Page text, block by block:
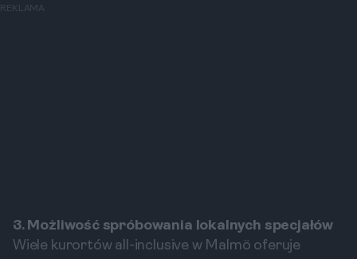
REKLAMA
3. Możliwość spróbowania lokalnych specjałów
Wiele kurortów all-inclusive w Malmö oferuje